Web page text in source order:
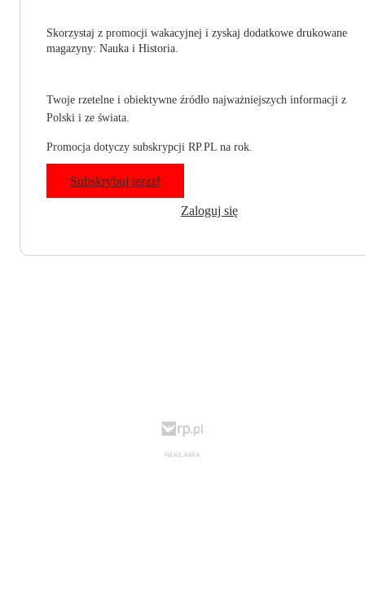
Skorzystaj z promocji wakacyjnej i zyskaj dodatkowe drukowane
magazyny: Nauka i Historia.
Twoje rzetelne i obiektywne źródło najważniejszych informacji z
Polski i ze świata.
Promocja dotyczy subskrypcji RP.PL na rok.
Subskrybuj teraz!
Zaloguj się